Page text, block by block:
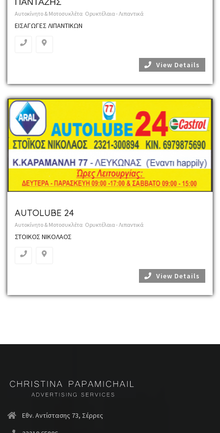
Αυτοκίνητο & Μοτοσυκλέτα Ορυκτέλαια - Λιπαντικά
ΕΙΣΑΓΩΓΕΣ ΛΙΠΑΝΤΙΚΩΝ
View Details
AUTOLUBE 24
Αυτοκίνητο & Μοτοσυκλέτα Ορυκτέλαια - Λιπαντικά
ΣΤΟΙΚΟΣ ΝΙΚΟΛΑΟΣ
View Details
Εθν. Αντίστασης 73, Σέρρες